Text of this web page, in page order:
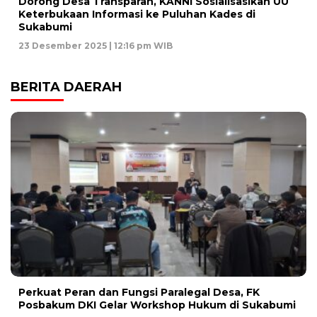
Keterbukaan Informasi ke Puluhan Kades di
Sukabumi
23 Desember 2025 | 12:16 pm WIB
BERITA DAERAH
Perkuat Peran dan Fungsi Paralegal Desa, FK
Posbakum DKI Gelar Workshop Hukum di Sukabumi